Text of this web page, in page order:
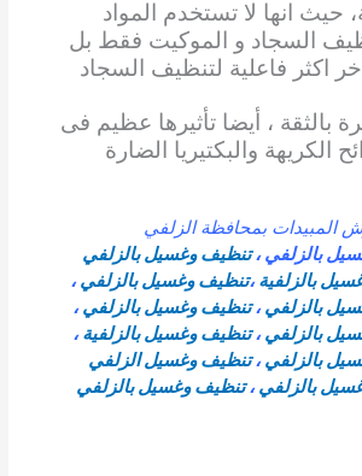
حيث انها لا تستخدم المواد
السجاد و الموكيت فقط بل
اكثر فاعلية لتنظيف السجاد
بالثقة ، أيضا تأثيرها عظيم فى
الكريهة والبكتيريا الضارة
المبيدات بمحافظة الزلفي
بالزلفي،تنظيف وغسيل بالزلفي
بالزلفية،تنظيف وغسيل بالزلفي،
بالزلفي،تنظيف وغسيل بالزلفي،
بالزلفي،تنظيف وغسيل بالزلفية،
بالزلفي،تنظيف وغسيل الزلفي
بالزلفي،تنظيف وغسيل بالزلفي